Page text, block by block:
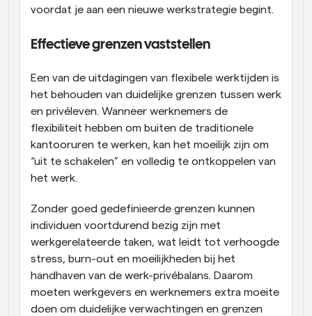
voordat je aan een nieuwe werkstrategie begint.
Effectieve grenzen vaststellen
Een van de uitdagingen van flexibele werktijden is
het behouden van duidelijke grenzen tussen werk
en privéleven. Wanneer werknemers de
flexibiliteit hebben om buiten de traditionele
kantooruren te werken, kan het moeilijk zijn om
“uit te schakelen” en volledig te ontkoppelen van
het werk.
Zonder goed gedefinieerde grenzen kunnen
individuen voortdurend bezig zijn met
werkgerelateerde taken, wat leidt tot verhoogde
stress, burn-out en moeilijkheden bij het
handhaven van de werk-privébalans. Daarom
moeten werkgevers en werknemers extra moeite
doen om duidelijke verwachtingen en grenzen